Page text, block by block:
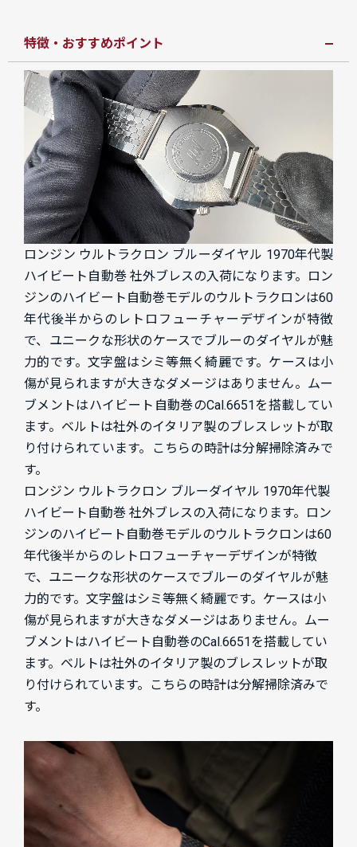
特徴・おすすめポイント
ロンジン ウルトラクロン ブルーダイヤル 1970年代製
ハイビート自動巻 社外ブレスの入荷になります。ロン
ジンのハイビート自動巻モデルのウルトラクロンは60
年代後半からのレトロフューチャーデザインが特徴
で、ユニークな形状のケースでブルーのダイヤルが魅
力的です。文字盤はシミ等無く綺麗です。ケースは小
傷が見られますが大きなダメージはありません。ムー
ブメントはハイビート自動巻のCal.6651を搭載してい
ます。ベルトは社外のイタリア製のブレスレットが取
り付けられています。こちらの時計は分解掃除済みで
す。
ロンジン ウルトラクロン ブルーダイヤル 1970年代製
ハイビート自動巻 社外ブレスの入荷になります。ロン
ジンのハイビート自動巻モデルのウルトラクロンは60
年代後半からのレトロフューチャーデザインが特徴
で、ユニークな形状のケースでブルーのダイヤルが魅
力的です。文字盤はシミ等無く綺麗です。ケースは小
傷が見られますが大きなダメージはありません。ムー
ブメントはハイビート自動巻のCal.6651を搭載してい
ます。ベルトは社外のイタリア製のブレスレットが取
り付けられています。こちらの時計は分解掃除済みで
す。